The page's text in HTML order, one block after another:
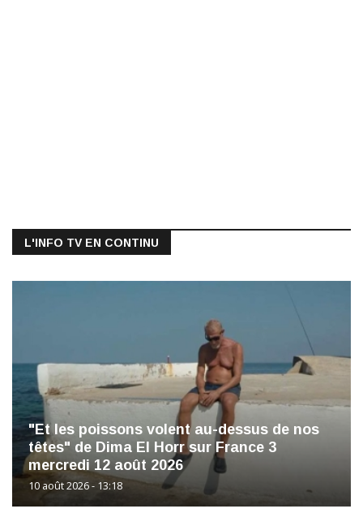
L'INFO TV EN CONTINU
"Et les poissons volent au-dessus de nos
têtes" de Dima El Horr sur France 3
mercredi 12 août 2026
10 août 2026 - 13:18